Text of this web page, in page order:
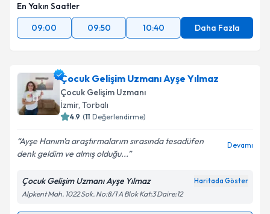
En Yakın Saatler
09:00
09:50 10:40 Daha Fazla
Çocuk Gelişim Uzmanı Ayşe Yılmaz
Çocuk Gelişim Uzmanı
İzmir, Torbalı
4.9 (11 Değerlendirme)
Ayşe Hanım'a araştırmalarım sırasında tesadüfen
denk geldim ve almış olduğu...
Devamı
Çocuk Gelişim Uzmanı Ayşe Yılmaz Haritada Göster
Alpkent Mah. 1022 Sok. No:8/1 A Blok Kat:3 Daire:12